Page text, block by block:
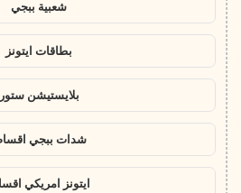
شعبية ببجي
بطاقات ايتونز
بلايستيشن ستور
شدات ببجي
ايتونز امريكي